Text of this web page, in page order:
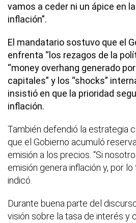
vamos a ceder ni un ápice en
inflación”.
El mandatario sostuvo que el
enfrenta “los rezagos de la
“money overhang generado
capitales” y los “shocks”
insistió en que la prioridad
inflación.
También defendió la estrategia
que el Gobierno acumuló
emisión a los precios. “Si
emisión genera inflación y, por
indicó.
Durante buena parte del
visión sobre la tasa de interés y